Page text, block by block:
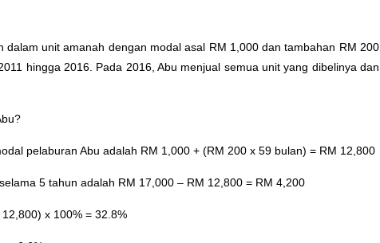
dalam unit amanah dengan modal asal RM 1,000 dan tambahan RM 200
hingga 2016. Pada 2016, Abu menjual semua unit yang dibelinya dan
pelaburan Abu adalah RM 1,000 + (RM 200 x 59 bulan) = RM 12,800
5 tahun adalah RM 17,000 – RM 12,800 = RM 4,200
x 100% = 32.8%